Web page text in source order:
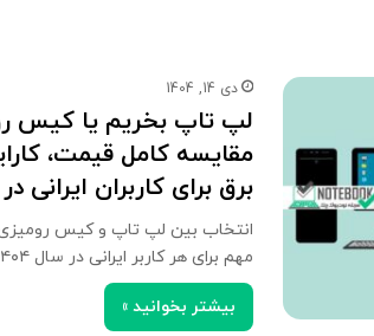
دی 14, 1404
لپ تاپ بخریم یا کیس
مقایسه کامل قیمت،
برق برای کاربران ایرانی در ۱۴۰۴
انتخاب بین لپ تاپ و کیس
مهم برای هر کاربر ایرانی در سال ۱۴۰۴ به…
بیشتر بخوانید »